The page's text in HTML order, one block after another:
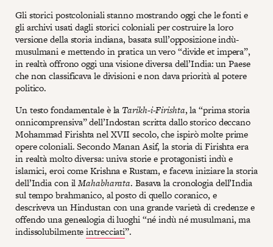
Gli storici postcoloniali stanno mostrando oggi che le fonti e
gli archivi usati dagli storici coloniali per costruire la loro
versione della storia indiana, basata sull’opposizione indù-
musulmani e mettendo in pratica un vero “divide et impera”,
in realtà offrono oggi una visione diversa dell’India: un Paese
che non classificava le divisioni e non dava priorità al potere
politico.
Un testo fondamentale è la Tarikh-i-Firishta, la “prima storia
onnicomprensiva” dell’Indostan scritta dallo storico deccano
Mohammad Firishta nel XVII secolo, che ispirò molte prime
opere coloniali. Secondo Manan Asif, la storia di Firishta era
in realtà molto diversa: univa storie e protagonisti indù e
islamici, eroi come Krishna e Rustam, e faceva iniziare la storia
dell’India con ilMahabharata. Basava la cronologia dell’India
sul tempo brahmanico, al posto di quello coranico, e
descriveva un Hindustan con una grande varietà di credenze e
offendo una genealogia di luoghi “né indù né musulmani, ma
indissolubilmenteintrecciati”.